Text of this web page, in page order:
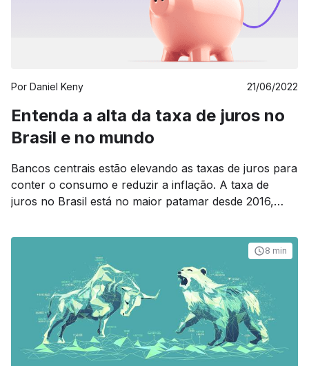
Por Daniel Keny 21/06/2022
Entenda a alta da taxa de juros no
Brasil e no mundo
Bancos centrais estão elevando as taxas de juros para
conter o consumo e reduzir a inflação. A taxa de
juros no Brasil está no maior patamar desde 2016,
8 min